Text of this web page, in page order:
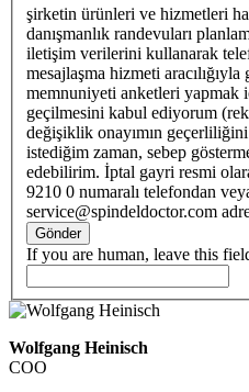
şirketin ürünleri ve hizmetleri
danışmanlık randevuları
iletişim verilerini kullanarak
mesajlaşma hizmeti
memnuniyeti anketleri yapmak
geçilmesini kabul ediyorum
değişiklik onayımın
istediğim zaman, sebep
edebilirim. İptal gayri resmi
9210 0 numaralı telefondan
service@spindeldoctor.com
Gönder
If you are human, leave this
Wolfgang Heinisch
COO